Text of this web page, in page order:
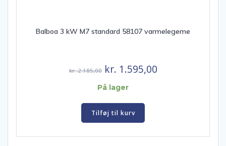
Balboa 3 kW M7 standard 58107 varmelegeme
kr.2.185,00 Den
oprindelige
var:
kr. 2.185,00.
kr. 1.595,00Den
På lager
Tilføj til kurv